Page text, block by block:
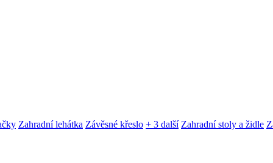
Zahradní lehátka Závěsné křeslo + 3 další Zahradní stoly a židle